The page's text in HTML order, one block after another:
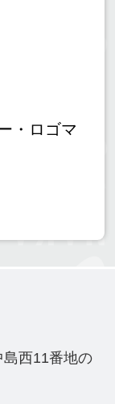
・ロゴマ
西11番地の